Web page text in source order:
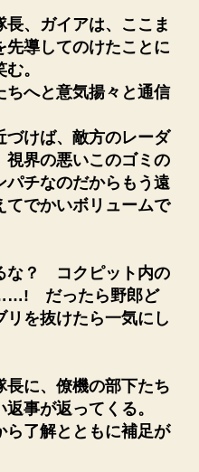
、ガイアは、ここま
先導してのけたことに
。
へと意気揚々と通信
けば、敵方のレーダ
視界の悪いこのゴミの
パチなのだからもう遠
てでかいボリュームで
な？ コクピット内の
だったら野郎ど
を抜けたら一気にし
に、僚機の部下たち
事が返ってくる。
了解とともに補足が